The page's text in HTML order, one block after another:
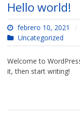
Hello world!
febrero 10, 2021
Uncategorized
Welcome to
it, then start writing!